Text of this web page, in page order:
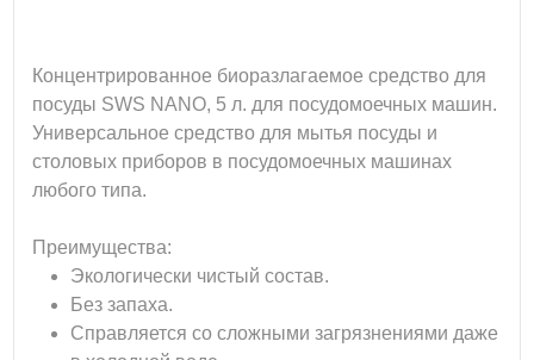
Концентрированное биоразлагаемое средство для
посуды SWS NANO, 5 л. для посудомоечных машин.
Универсальное средство для мытья посуды и
столовых приборов в посудомоечных машинах
любого типа.
Преимущества:
Экологически чистый состав.
Без запаха.
Справляется со сложными загрязнениями даже